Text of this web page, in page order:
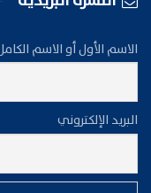
الاسم الأول أو الاسم
البريد الإلكتروني